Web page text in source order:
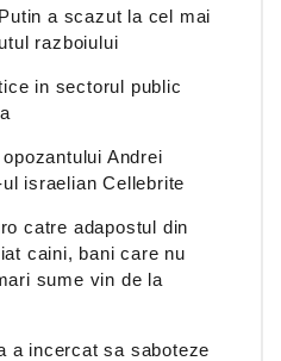
a scazut la cel mai
razboiului
in sectorul public
Andrei
israelian Cellebrite
catre adapostul din
caini, bani care nu
sume vin de la
a incercat sa saboteze